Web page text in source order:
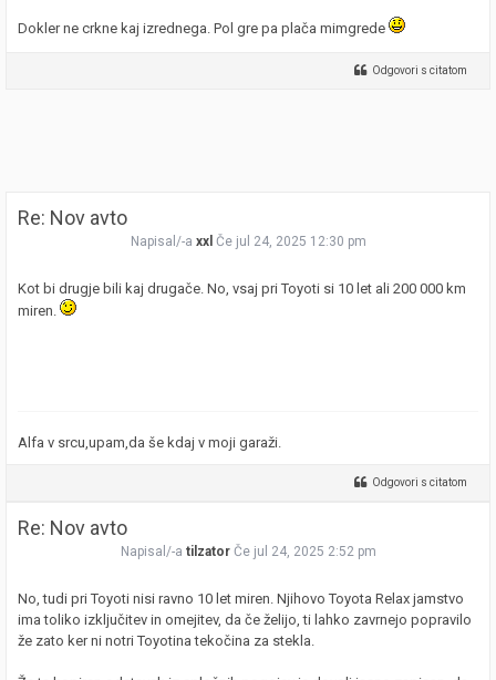
Dokler ne crkne kaj izrednega. Pol gre pa plača mimgrede
Odgovori s citatom
Re: Nov avto
Napisal/-a xxl Če jul 24, 2025 12:30 pm
Kot bi drugje bili kaj drugače. No, vsaj pri Toyoti si 10 let ali 200 000 km
miren.
Alfa v srcu,upam,da še kdaj v moji garaži.
Odgovori s citatom
Re: Nov avto
Napisal/-a tilzator Če jul 24, 2025 2:52 pm
No, tudi pri Toyoti nisi ravno 10 let miren. Njihovo Toyota Relax jamstvo
ima toliko izključitev in omejitev, da če želijo, ti lahko zavrnejo popravilo
že zato ker ni notri Toyotina tekočina za stekla.